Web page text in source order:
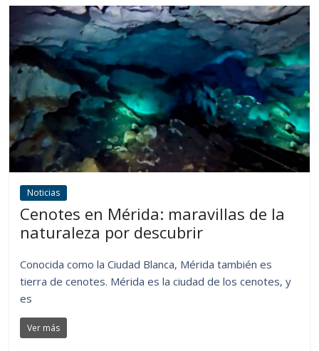
Noticias
Cenotes en Mérida: maravillas de la
naturaleza por descubrir
Conocida como la Ciudad Blanca, Mérida también es
tierra de cenotes. Mérida es la ciudad de los cenotes, y
es
Ver más